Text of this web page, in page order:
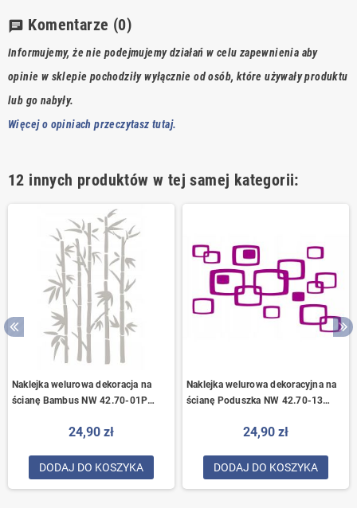
chat Komentarze (0)
Informujemy, że nie podejmujemy działań w celu zapewnienia aby
opinie w sklepie pochodziły wyłącznie od osób, które używały produktu
lub go nabyły.
Więcej o opiniach przeczytasz tutaj.
12 innych produktów w tej samej kategorii:
Naklejka welurowa dekoracja na
ścianę Bambus NW 42.70-01P
24,90 zł
DODAJ DO KOSZYKA
Naklejka welurowa dekoracyjna na
ścianę Poduszka NW 42.70-13
24,90 zł
DODAJ DO KOSZYKA